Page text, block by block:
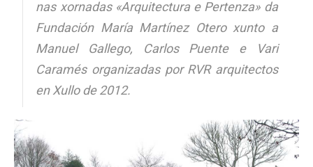
nas xornadas «Arquitectura e Pertenza» da
Fundación María Martínez Otero xunto a
Manuel Gallego, Carlos Puente e Vari
Caramés organizadas por RVR arquitectos
en Xullo de 2012.